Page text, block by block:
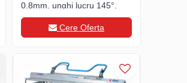
0.8mm, unghi lucru 145°,
180kg
Cere Oferta